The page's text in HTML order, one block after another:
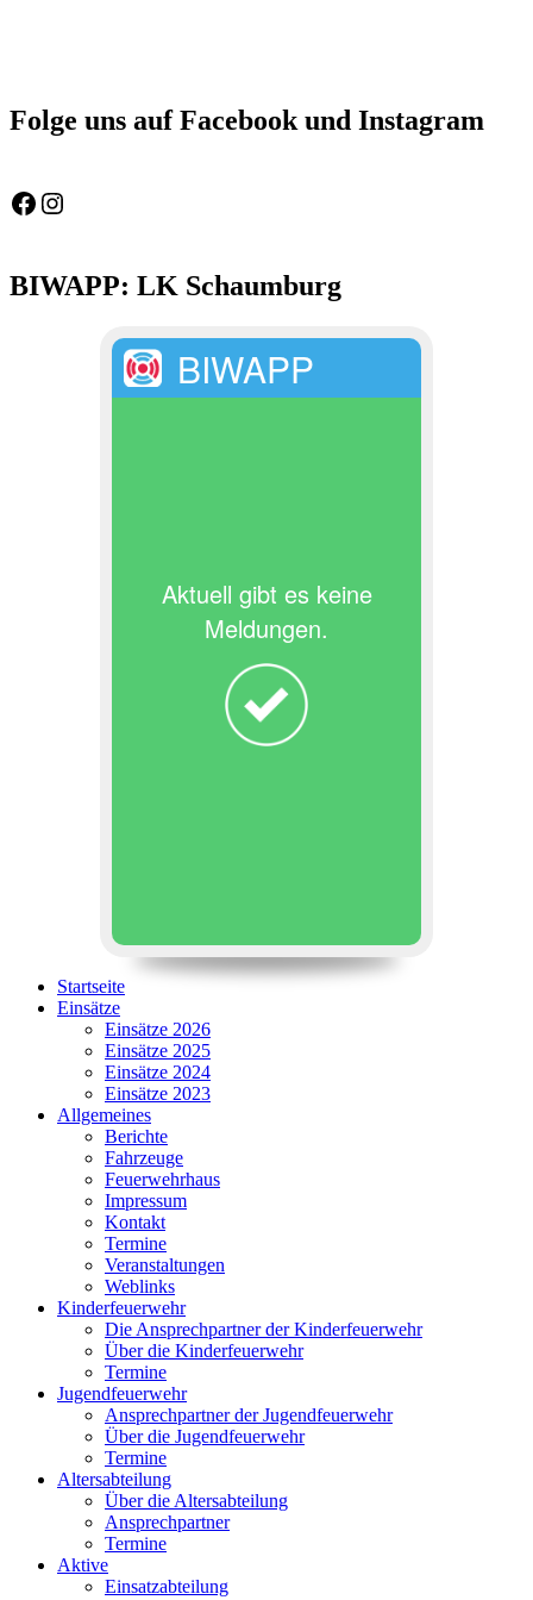
Folge uns auf Facebook und Instagram
Feuerwehr Gemeinde Wölpinghausen
fw_gemeinde_woelpinghausen
BIWAPP: LK Schaumburg
BIWAPP
Aktuell gibt es keine
Meldungen.
Startseite
Einsätze
Einsätze 2026
Einsätze 2025
Einsätze 2024
Einsätze 2023
Allgemeines
Berichte
Fahrzeuge
Feuerwehrhaus
Impressum
Kontakt
Termine
Veranstaltungen
Weblinks
Kinderfeuerwehr
Die Ansprechpartner der Kinderfeuerwehr
Über die Kinderfeuerwehr
Termine
Jugendfeuerwehr
Ansprechpartner der Jugendfeuerwehr
Über die Jugendfeuerwehr
Termine
Altersabteilung
Über die Altersabteilung
Ansprechpartner
Termine
Aktive
Einsatzabteilung